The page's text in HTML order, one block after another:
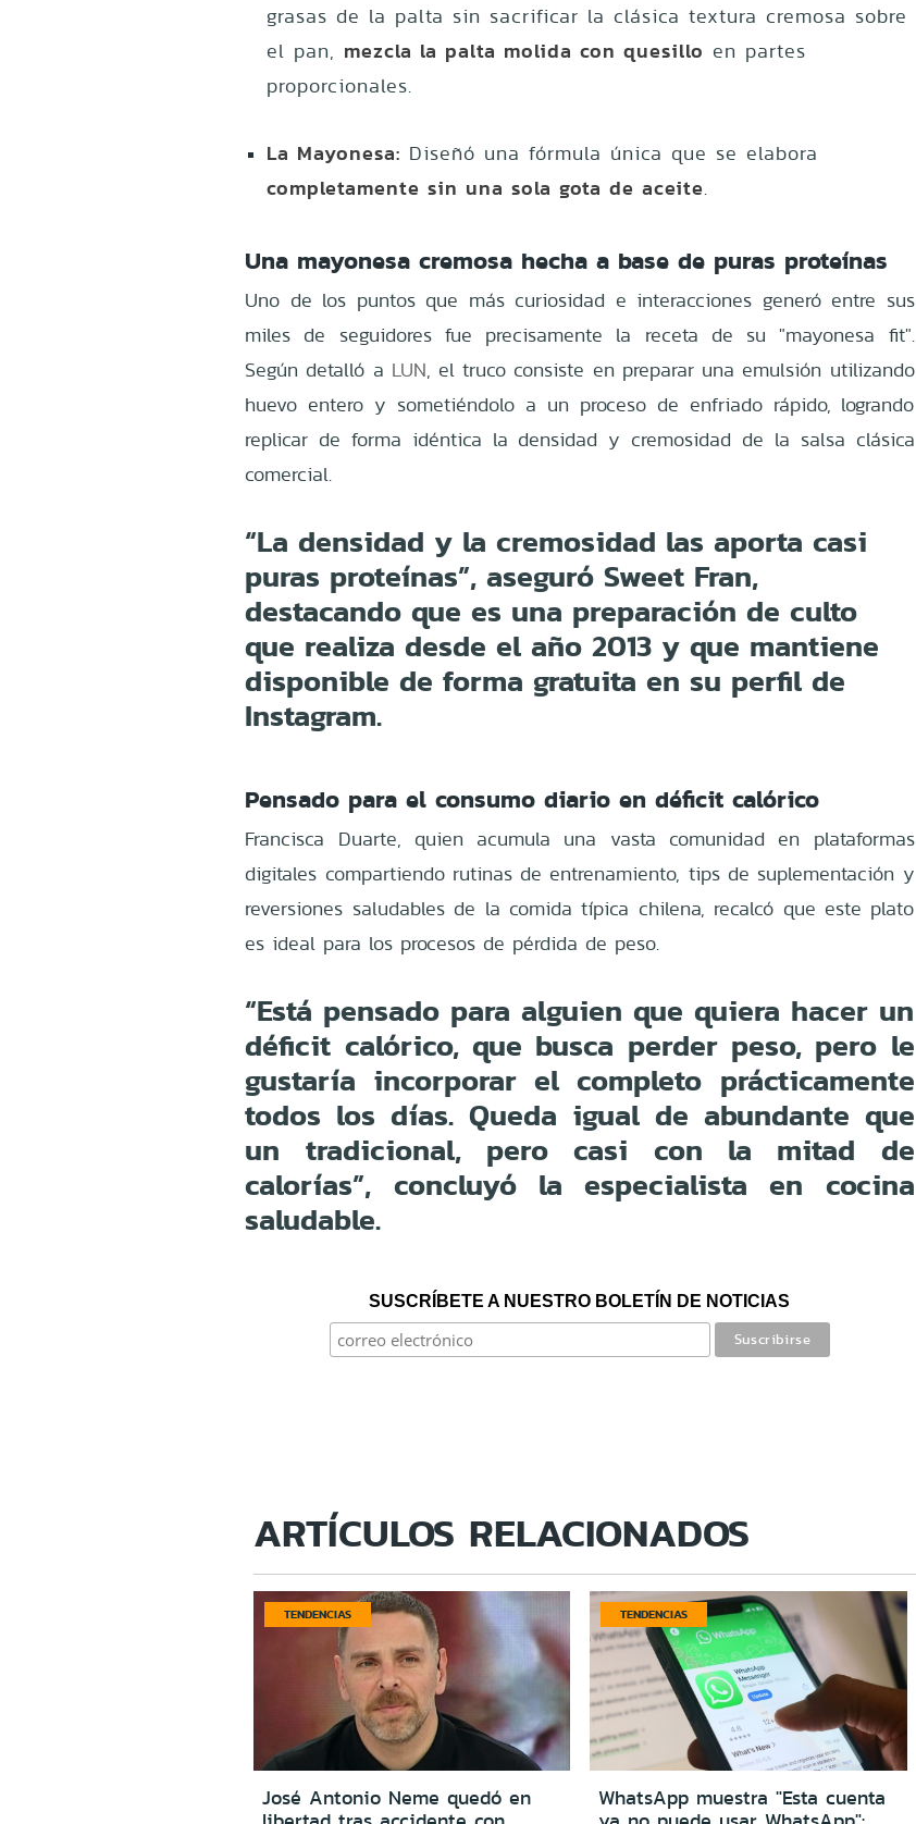
grasas de la palta sin sacrificar la clásica textura cremosa sobre
el pan, mezcla la palta molida con quesillo en partes
proporcionales.
La Mayonesa: Diseñó una fórmula única que se elabora
completamente sin una sola gota de aceite.
Una mayonesa cremosa hecha a base de puras proteínas
Uno de los puntos que más curiosidad e interacciones generó entre sus
miles de seguidores fue precisamente la receta de su "mayonesa fit".
Según detalló a LUN, el truco consiste en preparar una emulsión utilizando
huevo entero y sometiéndolo a un proceso de enfriado rápido, logrando
replicar de forma idéntica la densidad y cremosidad de la salsa clásica
comercial.
“La densidad y la cremosidad las aporta casi
puras proteínas”, aseguró Sweet Fran,
destacando que es una preparación de culto
que realiza desde el año 2013 y que mantiene
disponible de forma gratuita en su perfil de
Instagram.
Pensado para el consumo diario en déficit calórico
Francisca Duarte, quien acumula una vasta comunidad en plataformas
digitales compartiendo rutinas de entrenamiento, tips de suplementación y
reversiones saludables de la comida típica chilena, recalcó que este plato
es ideal para los procesos de pérdida de peso.
“Está pensado para alguien que quiera hacer un
déficit calórico, que busca perder peso, pero le
gustaría incorporar el completo prácticamente
todos los días. Queda igual de abundante que
un tradicional, pero casi con la mitad de
calorías”, concluyó la especialista en cocina
saludable.
SUSCRÍBETE A NUESTRO BOLETÍN DE NOTICIAS
ARTÍCULOS RELACIONADOS
TENDENCIAS
José Antonio Neme quedó en
TENDENCIAS
WhatsApp muestra "Esta cuenta